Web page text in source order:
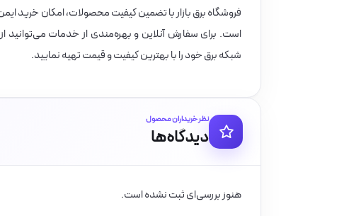
است. برای سفارش آنلاین و بهره‌مندی از خدمات می‌توانید از
شبکه برق خود را با بهترین کیفیت و قیمت تهیه نمایید.
نظر خریداران محصول
دیدگاه‌ها
هنوز بررسی‌ای ثبت نشده است.